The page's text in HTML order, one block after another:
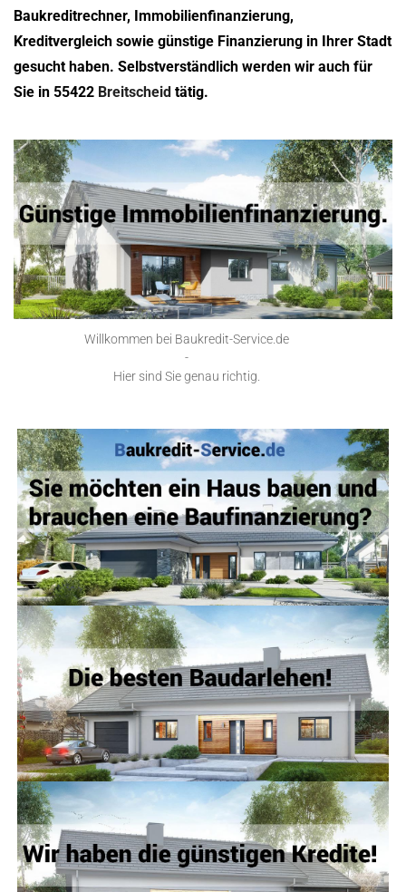
Baukreditrechner, Immobilienfinanzierung,
Kreditvergleich sowie günstige Finanzierung in Ihrer Stadt
gesucht haben. Selbstverständlich werden wir auch für
Sie in 55422 Breitscheid tätig.
Willkommen bei Baukredit-Service.de
-
Hier sind Sie genau richtig.